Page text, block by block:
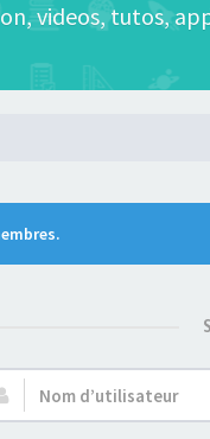
videos, tutos,
: